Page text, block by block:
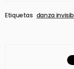
Etiquetas danza